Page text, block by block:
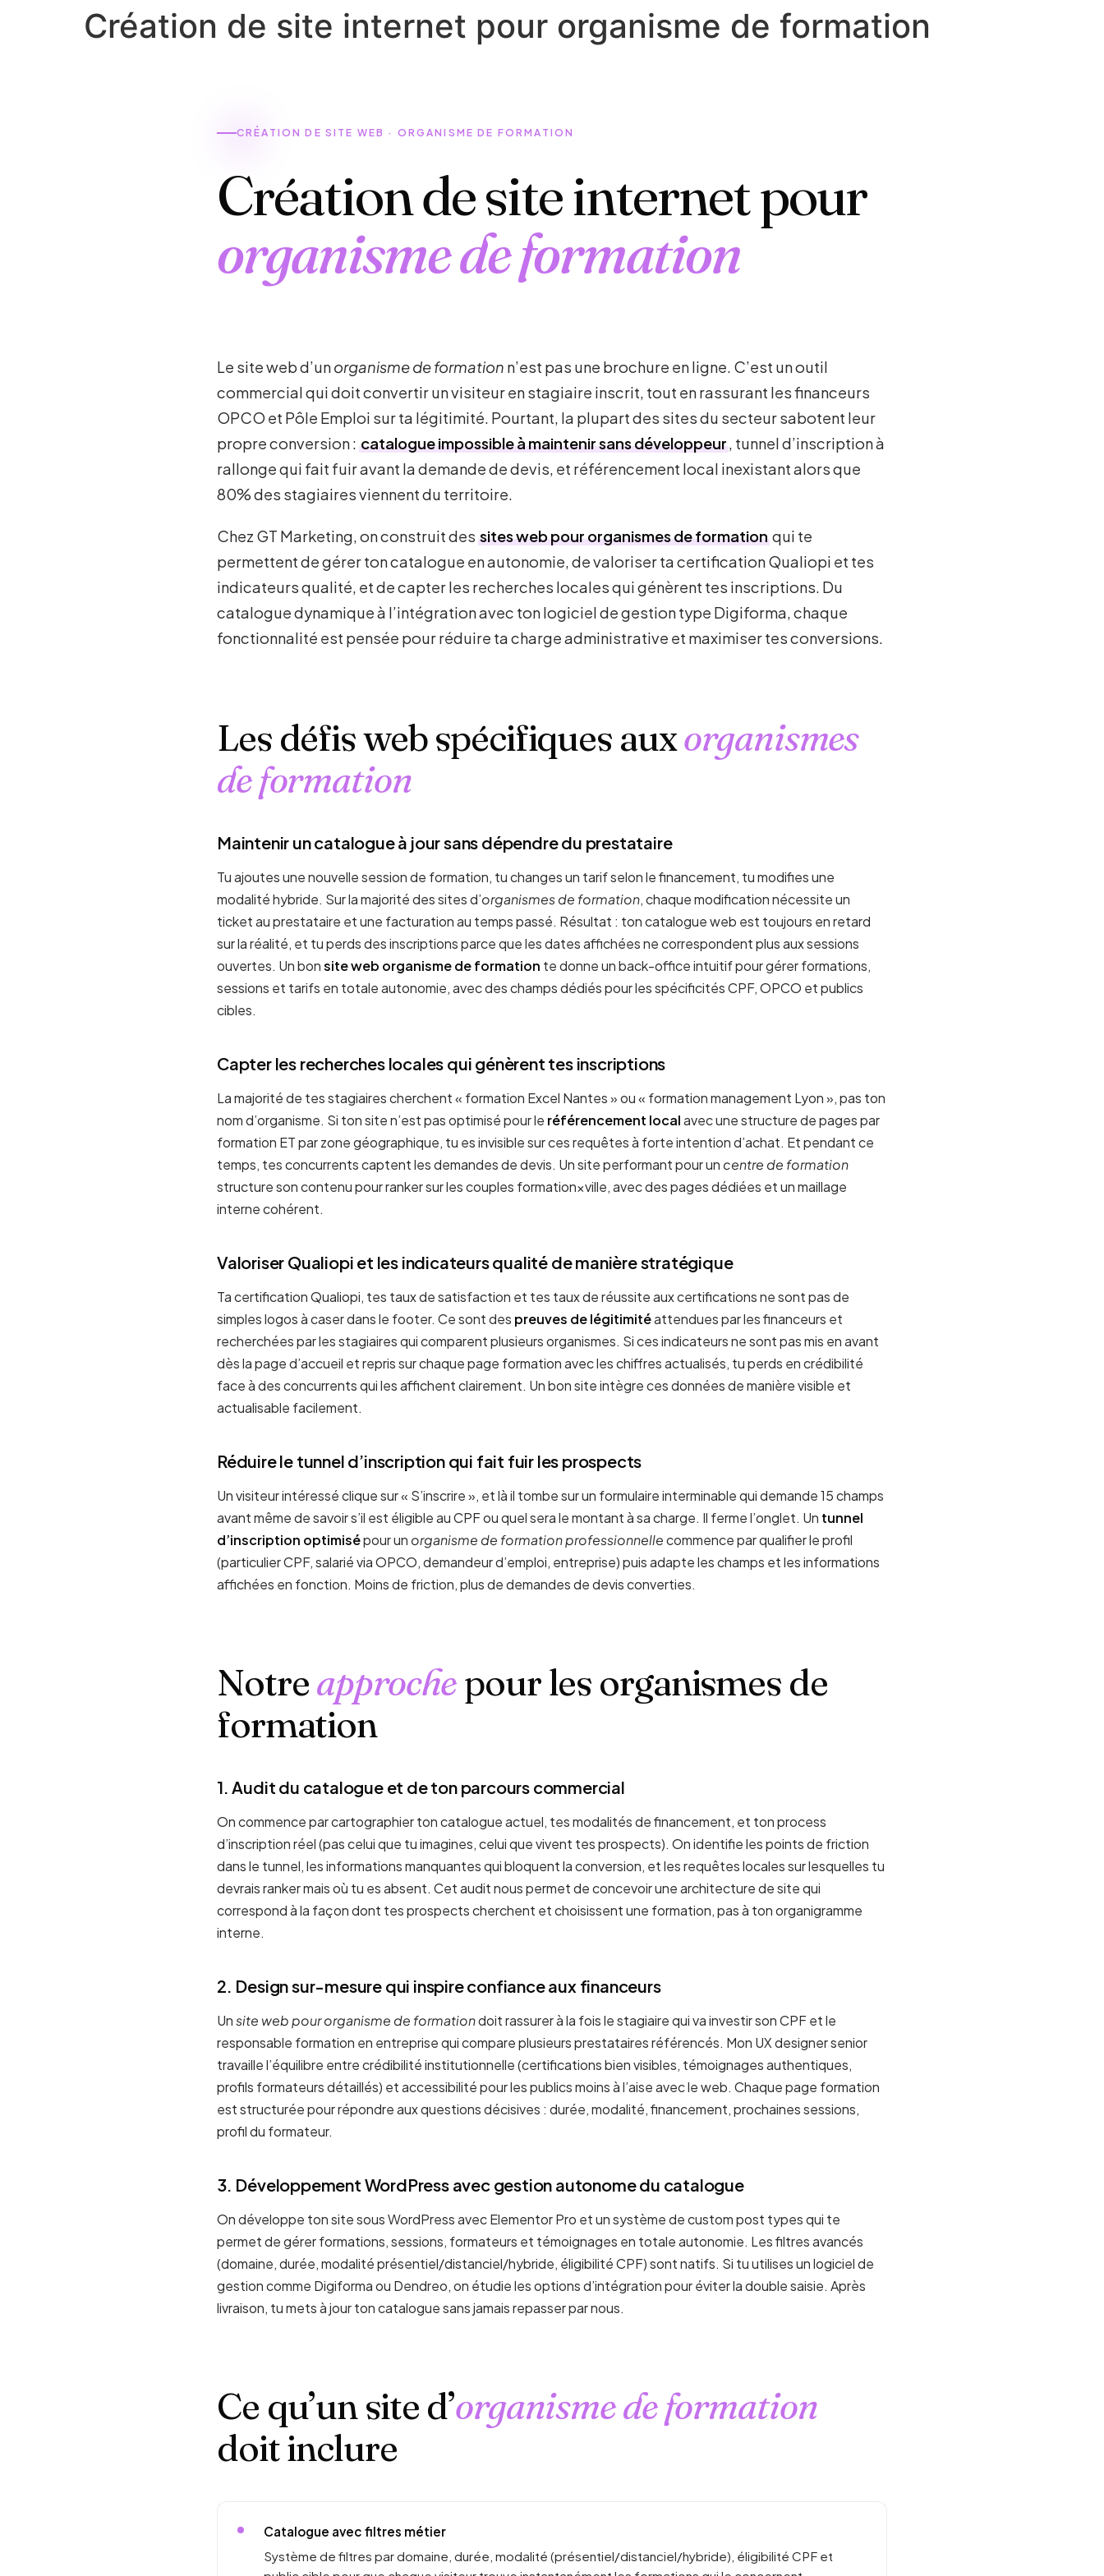
Création de site internet pour organisme de formation
CRÉATION DE SITE WEB · ORGANISME DE FORMATION
Création de site internet pour
organisme de formation
Le site web d’unorganisme de formation n’est pas une brochure en ligne. C’est un outil
commercial qui doit convertir un visiteur en stagiaire inscrit, tout en rassurant les financeurs
OPCO et Pôle Emploi sur ta légitimité. Pourtant, la plupart des sites du secteur sabotent leur
propre conversion : catalogue impossible à maintenir sans développeur, tunnel d’inscription à
rallonge qui fait fuir avant la demande de devis, et référencement local inexistant alors que
80% des stagiaires viennent du territoire.
Chez GT Marketing, on construit des sites web pour organismes de formation qui te
permettent de gérer ton catalogue en autonomie, de valoriser ta certification Qualiopi et tes
indicateurs qualité, et de capter les recherches locales qui génèrent tes inscriptions. Du
catalogue dynamique à l’intégration avec ton logiciel de gestion type Digiforma, chaque
fonctionnalité est pensée pour réduire ta charge administrative et maximiser tes conversions.
Les défis web spécifiques auxorganismes
de formation
Maintenir un catalogue à jour sans dépendre du prestataire
Tu ajoutes une nouvelle session de formation, tu changes un tarif selon le financement, tu modifies une
modalité hybride. Sur la majorité des sites d’organismes de formation, chaque modification nécessite un
ticket au prestataire et une facturation au temps passé. Résultat : ton catalogue web est toujours en retard
sur la réalité, et tu perds des inscriptions parce que les dates affichées ne correspondent plus aux sessions
ouvertes. Un bonsite web organisme de formation te donne un back-office intuitif pour gérer formations,
sessions et tarifs en totale autonomie, avec des champs dédiés pour les spécificités CPF, OPCO et publics
cibles.
Capter les recherches locales qui génèrent tes inscriptions
La majorité de tes stagiaires cherchent « formation Excel Nantes » ou « formation management Lyon », pas ton
nom d’organisme. Si ton site n’est pas optimisé pour le référencement localavec une structure de pages par
formation ET par zone géographique, tu es invisible sur ces requêtes à forte intention d’achat. Et pendant ce
temps, tes concurrents captent les demandes de devis. Un site performant pour un centre de formation
structure son contenu pour ranker sur les couples formation×ville, avec des pages dédiées et un maillage
interne cohérent.
Valoriser Qualiopi et les indicateurs qualité de manière stratégique
Ta certification Qualiopi, tes taux de satisfaction et tes taux de réussite aux certifications ne sont pas de
simples logos à caser dans le footer. Ce sont des preuves de légitimitéattendues par les financeurs et
recherchées par les stagiaires qui comparent plusieurs organismes. Si ces indicateurs ne sont pas mis en avant
dès la page d’accueil et repris sur chaque page formation avec les chiffres actualisés, tu perds en crédibilité
face à des concurrents qui les affichent clairement. Un bon site intègre ces données de manière visible et
actualisable facilement.
Réduire le tunnel d’inscription qui fait fuir les prospects
Un visiteur intéressé clique sur « S’inscrire », et là il tombe sur un formulaire interminable qui demande 15 champs
avant même de savoir s’il est éligible au CPF ou quel sera le montant à sa charge. Il ferme l’onglet. Un tunnel
d’inscription optimisépour un organisme de formation professionnellecommence par qualifier le profil
(particulier CPF, salarié via OPCO, demandeur d’emploi, entreprise) puis adapte les champs et les informations
affichées en fonction. Moins de friction, plus de demandes de devis converties.
Notreapprochepour les organismes de
formation
1. Audit du catalogue et de ton parcours commercial
On commence par cartographier ton catalogue actuel, tes modalités de financement, et ton process
d’inscription réel (pas celui que tu imagines, celui que vivent tes prospects). On identifie les points de friction
dans le tunnel, les informations manquantes qui bloquent la conversion, et les requêtes locales sur lesquelles tu
devrais ranker mais où tu es absent. Cet audit nous permet de concevoir une architecture de site qui
correspond à la façon dont tes prospects cherchent et choisissent une formation, pas à ton organigramme
interne.
2. Design sur-mesure qui inspire confiance aux financeurs
Unsite web pour organisme de formationdoit rassurer à la fois le stagiaire qui va investir son CPF et le
responsable formation en entreprise qui compare plusieurs prestataires référencés. Mon UX designer senior
travaille l’équilibre entre crédibilité institutionnelle (certifications bien visibles, témoignages authentiques,
profils formateurs détaillés) et accessibilité pour les publics moins à l’aise avec le web. Chaque page formation
est structurée pour répondre aux questions décisives : durée, modalité, financement, prochaines sessions,
profil du formateur.
3. Développement WordPress avec gestion autonome du catalogue
On développe ton site sous WordPress avec Elementor Pro et un système de custom post types qui te
permet de gérer formations, sessions, formateurs et témoignages en totale autonomie. Les filtres avancés
(domaine, durée, modalité présentiel/distanciel/hybride, éligibilité CPF) sont natifs. Si tu utilises un logiciel de
gestion comme Digiforma ou Dendreo, on étudie les options d’intégration pour éviter la double saisie. Après
livraison, tu mets à jour ton catalogue sans jamais repasser par nous.
Ce qu’un site d’organisme de formation
doit inclure
Catalogue avec filtres métier
Système de filtres par domaine, durée, modalité (présentiel/distanciel/hybride), éligibilité CPF et